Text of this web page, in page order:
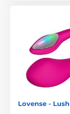
Lovense -